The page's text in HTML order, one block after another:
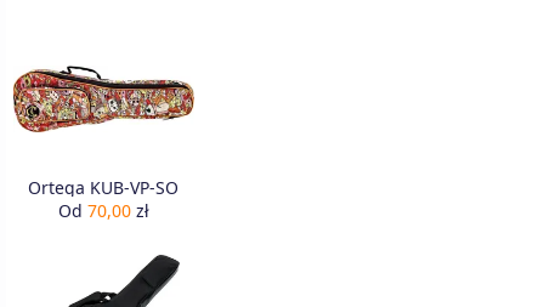
Ortega KUB-VP-SO
Od 70,00zł